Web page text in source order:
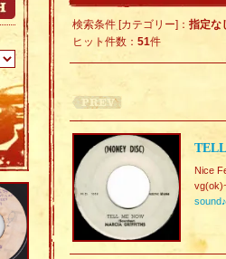
検索条件 [カテゴリー]： 指定な
ヒット件数： 51件
Nice
sound♪